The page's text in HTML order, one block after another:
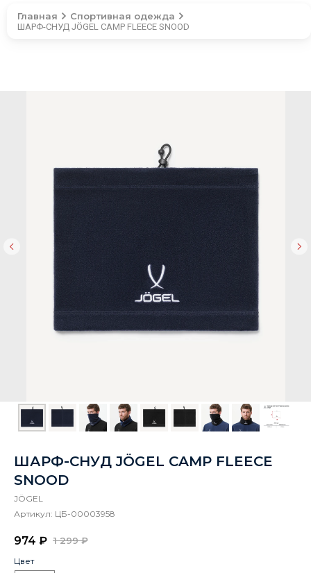
Главная Спортивная одежда
ШАРФ-СНУД JÖGEL CAMP FLEECE SNOOD
ШАРФ-СНУД JÖGEL CAMP FLEECE
SNOOD
JÖGEL
Артикул: ЦБ-00003958
974 ₽ 1 299 ₽
Цвет